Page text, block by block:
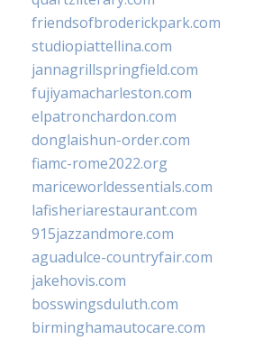
friendsofbroderickpark.com
studiopiattellina.com
jannagrillspringfield.com
fujiyamacharleston.com
elpatronchardon.com
donglaishun-order.com
fiamc-rome2022.org
mariceworldessentials.com
lafisheriarestaurant.com
915jazzandmore.com
aguadulce-countryfair.com
jakehovis.com
bosswingsduluth.com
birminghamautocare.com